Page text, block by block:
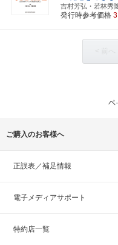
吉村芳弘・若林
発行時参考価格
ご購入のお客様へ
正誤表／補足情報
電子メディアサポート
特約店一覧